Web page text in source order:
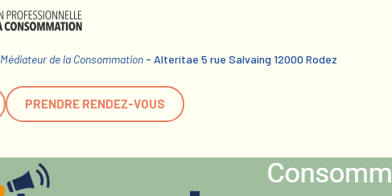
Médiateur de la Consommation - Alteritae 5 rue Salvaing 12000 Rodez
PRENDRE RENDEZ-VOUS